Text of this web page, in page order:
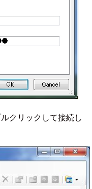
クリックして接続し